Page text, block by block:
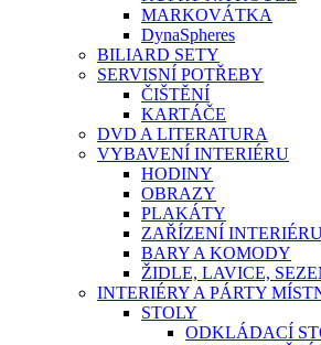
MARKOVÁTKA
DynaSpheres
BILIARD SETY
SERVISNÍ POTŘEBY
ČIŠTĚNÍ
KARTÁČE
DVD A LITERATURA
VYBAVENÍ INTERIÉRU
HODINY
OBRAZY
PLAKÁTY
ZAŘÍZENÍ
BARY A KOMODY
ŽIDLE, LAVICE,
INTERIÉRY A PÁRTY
STOLY
ODKLÁDACÍ